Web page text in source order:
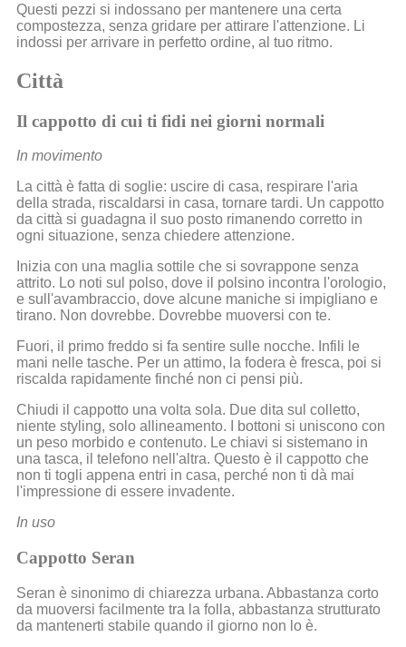
Questi pezzi si indossano per mantenere una certa
compostezza, senza gridare per attirare l'attenzione. Li
indossi per arrivare in perfetto ordine, al tuo ritmo.
Città
Il cappotto di cui ti fidi nei giorni normali
In movimento
La città è fatta di soglie: uscire di casa, respirare l'aria
della strada, riscaldarsi in casa, tornare tardi. Un cappotto
da città si guadagna il suo posto rimanendo corretto in
ogni situazione, senza chiedere attenzione.
Inizia con una maglia sottile che si sovrappone senza
attrito. Lo noti sul polso, dove il polsino incontra l'orologio,
e sull'avambraccio, dove alcune maniche si impigliano e
tirano. Non dovrebbe. Dovrebbe muoversi con te.
Fuori, il primo freddo si fa sentire sulle nocche. Infili le
mani nelle tasche. Per un attimo, la fodera è fresca, poi si
riscalda rapidamente finché non ci pensi più.
Chiudi il cappotto una volta sola. Due dita sul colletto,
niente styling, solo allineamento. I bottoni si uniscono con
un peso morbido e contenuto. Le chiavi si sistemano in
una tasca, il telefono nell'altra. Questo è il cappotto che
non ti togli appena entri in casa, perché non ti dà mai
l'impressione di essere invadente.
In uso
Cappotto Seran
Seran è sinonimo di chiarezza urbana. Abbastanza corto
da muoversi facilmente tra la folla, abbastanza strutturato
da mantenerti stabile quando il giorno non lo è.